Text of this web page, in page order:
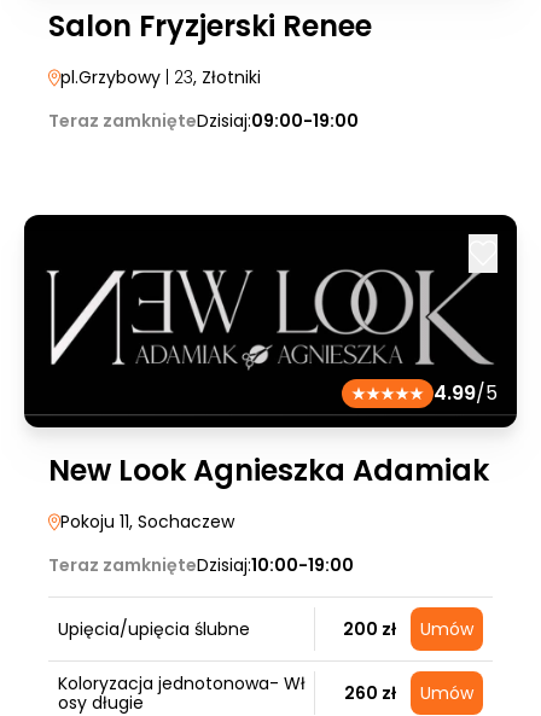
Salon Fryzjerski Renee
pl.Grzybowy | 23, Złotniki
Teraz zamknięteDzisiaj:09:00-19:00
4.99/5
New Look Agnieszka Adamiak
Pokoju 11, Sochaczew
Teraz zamknięteDzisiaj:10:00-19:00
Upięcia/upięcia ślubne 200 zł Umów
Koloryzacja jednotonowa- Wł
osy długie
260 zł Umów